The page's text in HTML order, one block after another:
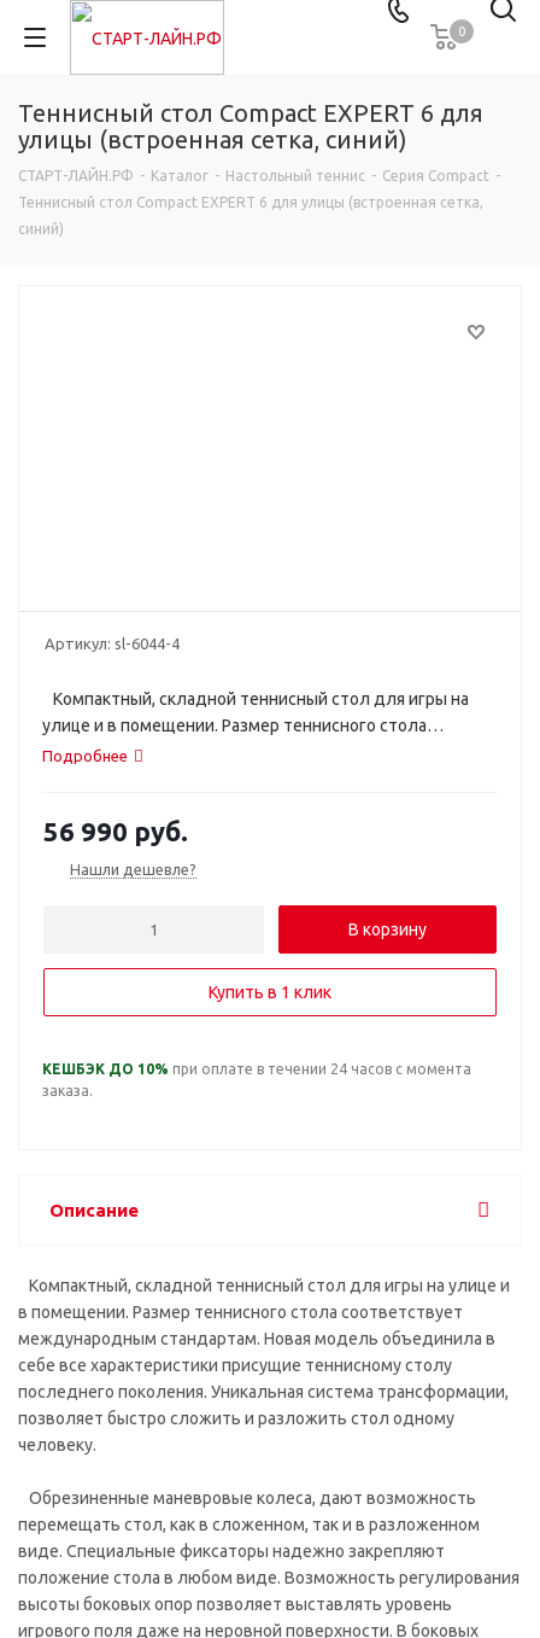
0
Теннисный стол Compact EXPERT 6 для
улицы (встроенная сетка, синий)
СТАРТ-ЛАЙН.РФ - Каталог - Настольный теннис - Серия Compact -
Теннисный стол Compact EXPERT 6 для улицы (встроенная сетка,
синий)
Артикул: sl-6044-4
Компактный, складной теннисный стол для игры на
улице и в помещении. Размер теннисного стола
соответствует международным стандартам.
Подробнее
56 990 руб.
Нашли дешевле?
В корзину
Купить в 1 клик
КЕШБЭК ДО 10% при оплате в течении 24 часов с момента
заказа.
Описание
Компактный, складной теннисный стол для игры на улице и
в помещении. Размер теннисного стола соответствует
международным стандартам. Новая модель объединила в
себе все характеристики присущие теннисному столу
последнего поколения. Уникальная система трансформации,
позволяет быстро сложить и разложить стол одному
человеку.
Обрезиненные маневровые колеса, дают возможность
перемещать стол, как в сложенном, так и в разложенном
виде. Специальные фиксаторы надежно закрепляют
положение стола в любом виде. Возможность регулирования
высоты боковых опор позволяет выставлять уровень
игрового поля даже на неровной поверхности. В боковых